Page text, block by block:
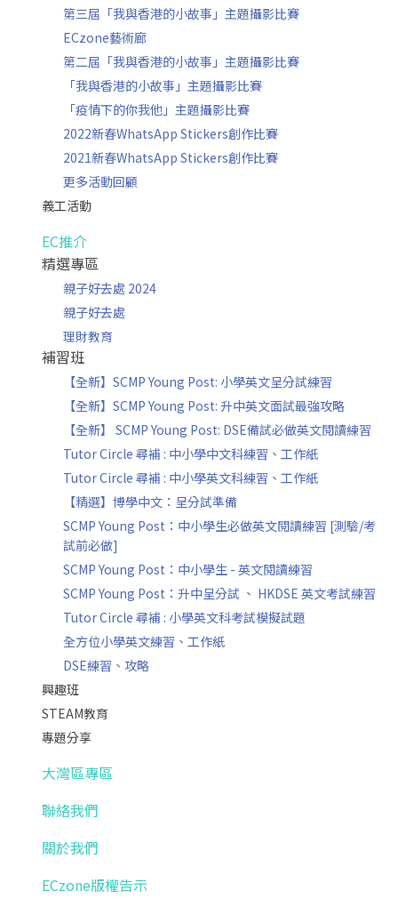
第三屆「我與香港的小故事」主題攝影比賽
ECzone藝術廊
第二屆「我與香港的小故事」主題攝影比賽
「我與香港的小故事」主題攝影比賽
「疫情下的你我他」主題攝影比賽
2022新春WhatsApp Stickers創作比賽
2021新春WhatsApp Stickers創作比賽
更多活動回顧
義工活動
EC推介
精選專區
親子好去處 2024
親子好去處
理財教育
補習班
【全新】SCMP Young Post: 小學英文呈分試練習
【全新】SCMP Young Post: 升中英文面試最強攻略
【全新】 SCMP Young Post: DSE備試必做英文閱讀練習
Tutor Circle 尋補 : 中小學中文科練習、工作紙
Tutor Circle 尋補 : 中小學英文科練習、工作紙
【精選】博學中文：呈分試準備
SCMP Young Post：中小學生必做英文閱讀練習 [測驗/考
試前必做]
SCMP Young Post：中小學生 - 英文閱讀練習
SCMP Young Post：升中呈分試 、 HKDSE 英文考試練習
Tutor Circle 尋補 : 小學英文科考試模擬試題
全方位小學英文練習、工作紙
DSE練習、攻略
興趣班
STEAM教育
專題分享
大灣區專區
聯絡我們
關於我們
ECzone版權告示